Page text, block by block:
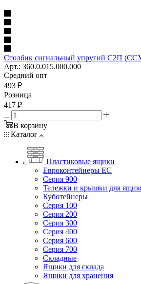
Столбик сигнальный упругий С2П
Арт.: 360.0.015.000.000
Средний опт
493 ₽
Розница
417 ₽
В корзину
Каталог
Пластиковые ящики
Евроконтейнеры ЕС
Серия 900
Тележки и крышки для
Куботейнеры
Серия 100
Серия 200
Серия 300
Серия 400
Серия 600
Серия 700
Складные
Ящики для склада
Ящики для хранения